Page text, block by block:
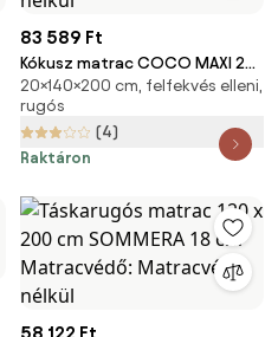
83 589 Ft
Kókusz matrac COCO MAXI 20
cm 140 x 200 cm Matracvédő:
Matracvédő nélkül
20×140×200 cm, felfekvés elleni,
rugós
(4)
Raktáron
58 122 Ft